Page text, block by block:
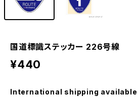
国道標識ステッカー 226号線
¥440
International shipping available